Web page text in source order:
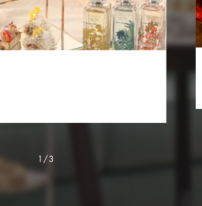
1/3